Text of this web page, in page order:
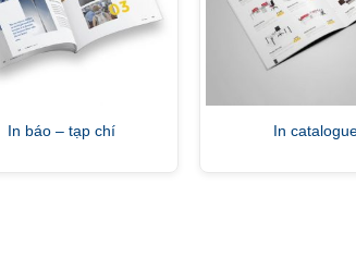
In báo – tạp chí In